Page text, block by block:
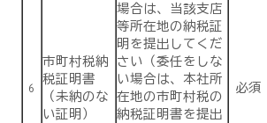
6
市町村税納
税証明書
（未納のな
い証明）
場合は、当該支店
等所在地の納税証
明を提出してくだ
さい（委任をしな
い場合は、本社所
在地の市町村税の
納税証明書を提出
必須